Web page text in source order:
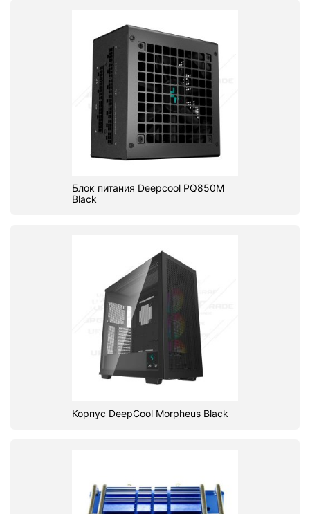
Блок питания Deepcool PQ850M
Black
Корпус DeepCool Morpheus Black